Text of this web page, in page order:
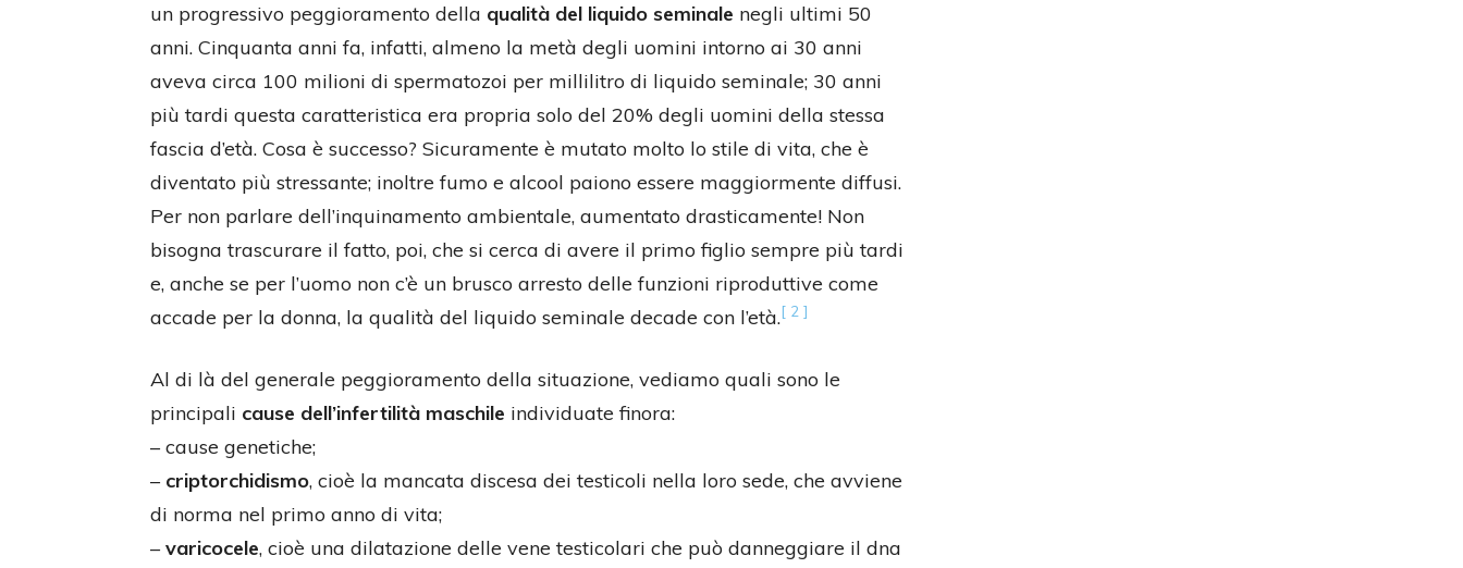
un progressivo peggioramento della qualità del liquido seminale negli ultimi 50
anni. Cinquanta anni fa, infatti, almeno la metà degli uomini intorno ai 30 anni
aveva circa 100 milioni di spermatozoi per millilitro di liquido seminale; 30 anni
più tardi questa caratteristica era propria solo del 20% degli uomini della stessa
fascia d’età. Cosa è successo? Sicuramente è mutato molto lo stile di vita, che è
diventato più stressante; inoltre fumo e alcool paiono essere maggiormente diffusi.
Per non parlare dell’inquinamento ambientale, aumentato drasticamente! Non
bisogna trascurare il fatto, poi, che si cerca di avere il primo figlio sempre più tardi
e, anche se per l’uomo non c’è un brusco arresto delle funzioni riproduttive come
accade per la donna, la qualità del liquido seminale decade con l’età.[ 2 ]
Al di là del generale peggioramento della situazione, vediamo quali sono le
principali cause dell’infertilità maschile individuate finora:
– cause genetiche;
– criptorchidismo, cioè la mancata discesa dei testicoli nella loro sede, che avviene
di norma nel primo anno di vita;
– varicocele, cioè una dilatazione delle vene testicolari che può danneggiare il dna